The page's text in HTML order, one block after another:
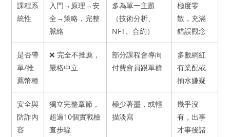
課程系
統性
入門→原理→安
全→策略，完整
脈絡
多為單一主題
（技術分析、
NFT、合約）
極度零
散，充滿
錯誤觀念
是否帶
單/推
薦幣種
❌ 完全不推薦，
嚴格中立
部分課程會導向
付費會員跟單群
多數網紅
有業配或
抽水嫌疑
安全與
防詐內
容
獨立完整章節，
超過10個實戰檢
查步驟
極少著墨，或輕
描淡寫
幾乎沒
有，出事
才事後諸